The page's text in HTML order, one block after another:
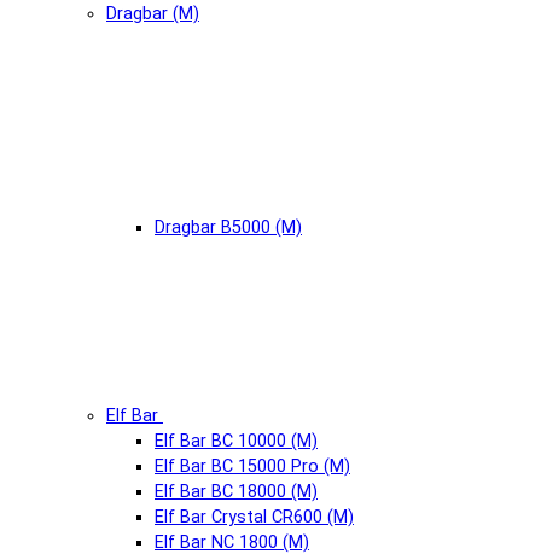
Dragbar (М)
Dragbar B5000 (М)
Elf Bar
Elf Bar BC 10000 (М)
Elf Bar BC 15000 Pro (М)
Elf Bar BC 18000 (М)
Elf Bar Crystal CR600 (М)
Elf Bar NC 1800 (М)